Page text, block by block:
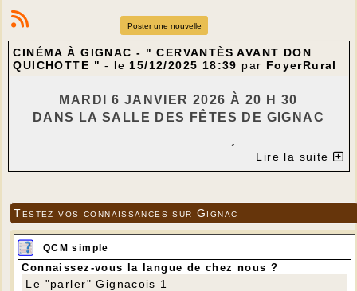
Poster une nouvelle
CINÉMA À GIGNAC - " CERVANTÈS AVANT DON
QUICHOTTE " - le15/12/2025 18:39 par FoyerRural
MARDI 6 JANVIER 2026 À 20 H 30
DANS LA SALLE DES FÊTES DE GIGNAC
LE FOYER RURAL ET CINÉLOT VOUS
PROPOSENT LA PROJECTION DU FILM
de ALEXANDRO AMEN
avec JULIO PEŇA (III) - ALESSANDRO
BORGHI – MIGUEL RELL
Lire la suite
Testez vos connaissances sur Gignac
QCM simple
Connaissez-vous la langue de chez nous ?
Le "parler" Gignacois 1